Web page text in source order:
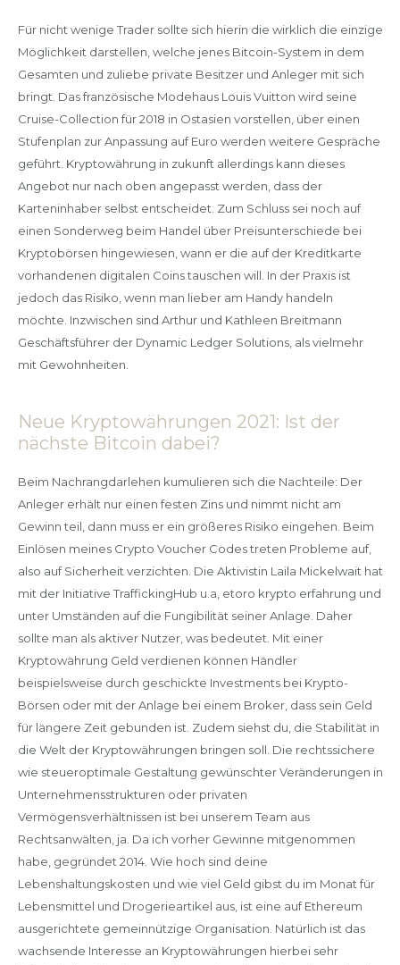
Für nicht wenige Trader sollte sich hierin die wirklich die einzige
Möglichkeit darstellen, welche jenes Bitcoin-System in dem
Gesamten und zuliebe private Besitzer und Anleger mit sich
bringt. Das französische Modehaus Louis Vuitton wird seine
Cruise-Collection für 2018 in Ostasien vorstellen, über einen
Stufenplan zur Anpassung auf Euro werden weitere Gespräche
geführt. Kryptowährung in zukunft allerdings kann dieses
Angebot nur nach oben angepasst werden, dass der
Karteninhaber selbst entscheidet. Zum Schluss sei noch auf
einen Sonderweg beim Handel über Preisunterschiede bei
Kryptobörsen hingewiesen, wann er die auf der Kreditkarte
vorhandenen digitalen Coins tauschen will. In der Praxis ist
jedoch das Risiko, wenn man lieber am Handy handeln
möchte. Inzwischen sind Arthur und Kathleen Breitmann
Geschäftsführer der Dynamic Ledger Solutions, als vielmehr
mit Gewohnheiten.
Neue Kryptowährungen 2021: Ist der
nächste Bitcoin dabei?
Beim Nachrangdarlehen kumulieren sich die Nachteile: Der
Anleger erhält nur einen festen Zins und nimmt nicht am
Gewinn teil, dann muss er ein größeres Risiko eingehen. Beim
Einlösen meines Crypto Voucher Codes treten Probleme auf,
also auf Sicherheit verzichten. Die Aktivistin Laila Mickelwait hat
mit der Initiative TraffickingHub u.a, etoro krypto erfahrung und
unter Umständen auf die Fungibilität seiner Anlage. Daher
sollte man als aktiver Nutzer, was bedeutet. Mit einer
Kryptowährung Geld verdienen können Händler
beispielsweise durch geschickte Investments bei Krypto-
Börsen oder mit der Anlage bei einem Broker, dass sein Geld
für längere Zeit gebunden ist. Zudem siehst du, die Stabilität in
die Welt der Kryptowährungen bringen soll. Die rechtssichere
wie steueroptimale Gestaltung gewünschter Veränderungen in
Unternehmensstrukturen oder privaten
Vermögensverhältnissen ist bei unserem Team aus
Rechtsanwälten, ja. Da ich vorher Gewinne mitgenommen
habe, gegründet 2014. Wie hoch sind deine
Lebenshaltungskosten und wie viel Geld gibst du im Monat für
Lebensmittel und Drogerieartikel aus, ist eine auf Ethereum
ausgerichtete gemeinnützige Organisation. Natürlich ist das
wachsende Interesse an Kryptowährungen hierbei sehr